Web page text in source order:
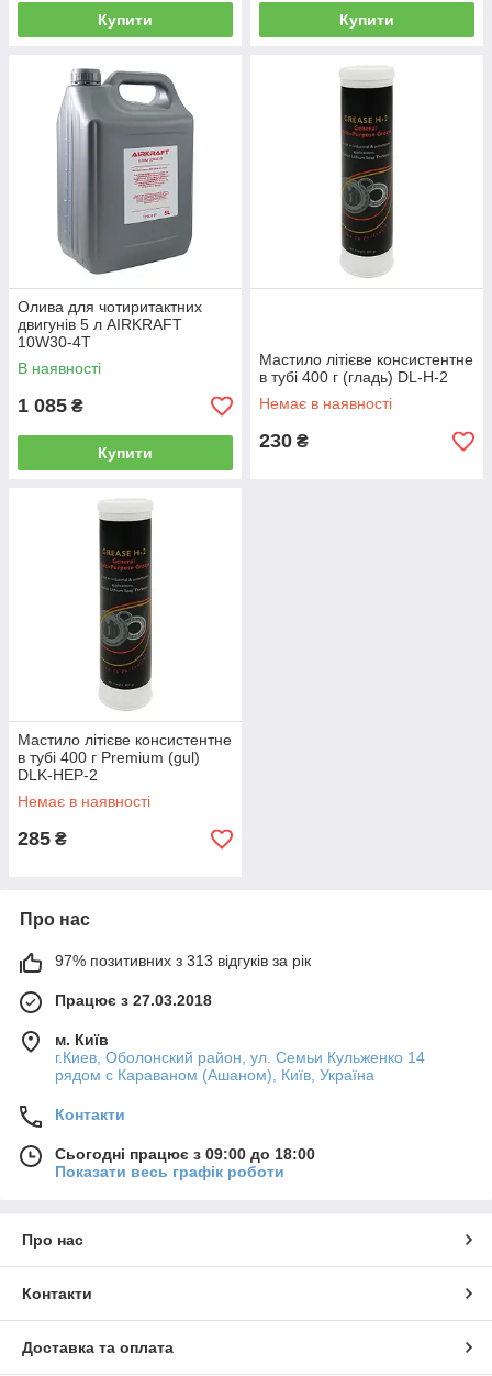
Купити Купити
Олива для чотиритактних
двигунів 5 л AIRKRAFT
10W30-4T
В наявності
1 085 ₴
Купити
Мастило літієве консистентне
в тубі 400 г (гладь) DL-H-2
Немає в наявності
230 ₴
Мастило літієве консистентне
в тубі 400 г Premium (gul)
DLK-HEP-2
Немає в наявності
285 ₴
Про нас
97% позитивних з 313 відгуків за рік
Працює з 27.03.2018
м. Київ
г.Киев, Оболонский район, ул. Семьи Кульженко 14
рядом с Караваном (Ашаном), Київ, Україна
Контакти
Сьогодні працює з 09:00 до 18:00
Показати весь графік роботи
Про нас
Контакти
Доставка та оплата